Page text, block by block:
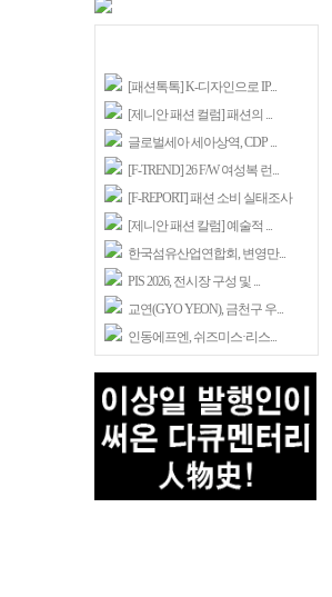
[패션톡톡] K-디자인으로 IP...
[제니안 패션 컬럼] 패션의 ...
글로벌세아 세아상역, CDP ...
[F-TREND] 26 F/W 여성복 런...
[F-REPORT] 패션 소비 실태조사
[제니안 패션 칼럼] 예술적 ...
한국섬유산업연합회, 변영만...
PIS 2026, 전시장 구성 및 ...
교연(GYO YEON), 금천구 우...
인동에프엔, 쉬즈미스·리스...